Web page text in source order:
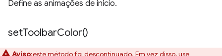
Define as animações de início.
setToolbarColor()
Aviso:este método foi descontinuado. Em vez disso, use